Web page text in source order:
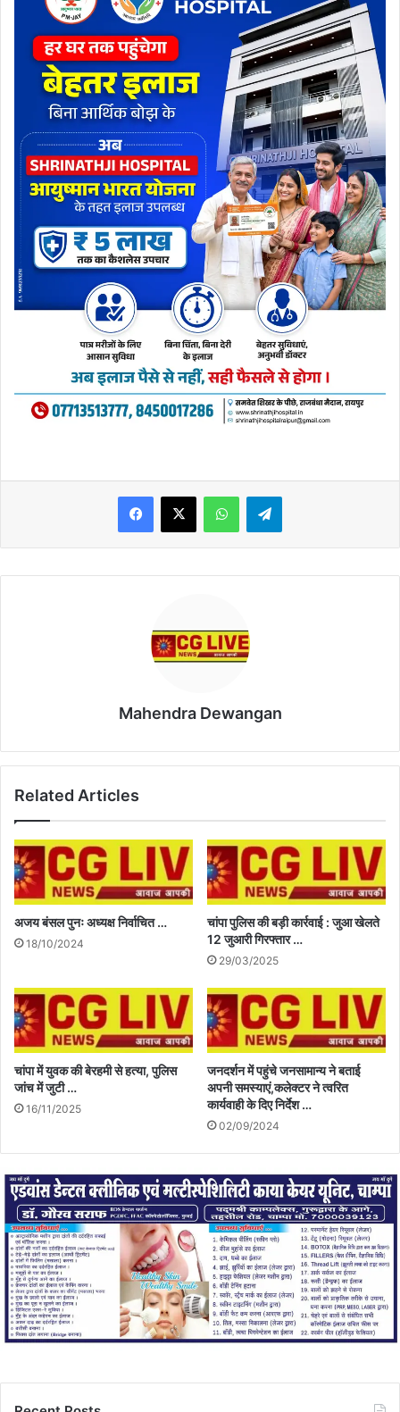
WhatsAppTelegram
Mahendra Dewangan
Related Articles
अजय बंसल पुनः अध्यक्ष निर्वाचित …
18/10/2024
चांपा पुलिस की बड़ी कार्रवाई : जुआ खेलते
12 जुआरी गिरफ्तार …
29/03/2025
चांपा में युवक की बेरहमी से हत्या, पुलिस
जांच में जुटी …
16/11/2025
जनदर्शन में पहुंचे जनसामान्य ने बताई
अपनी समस्याएं,कलेक्टर ने त्वरित
कार्यवाही के दिए निर्देश …
02/09/2024